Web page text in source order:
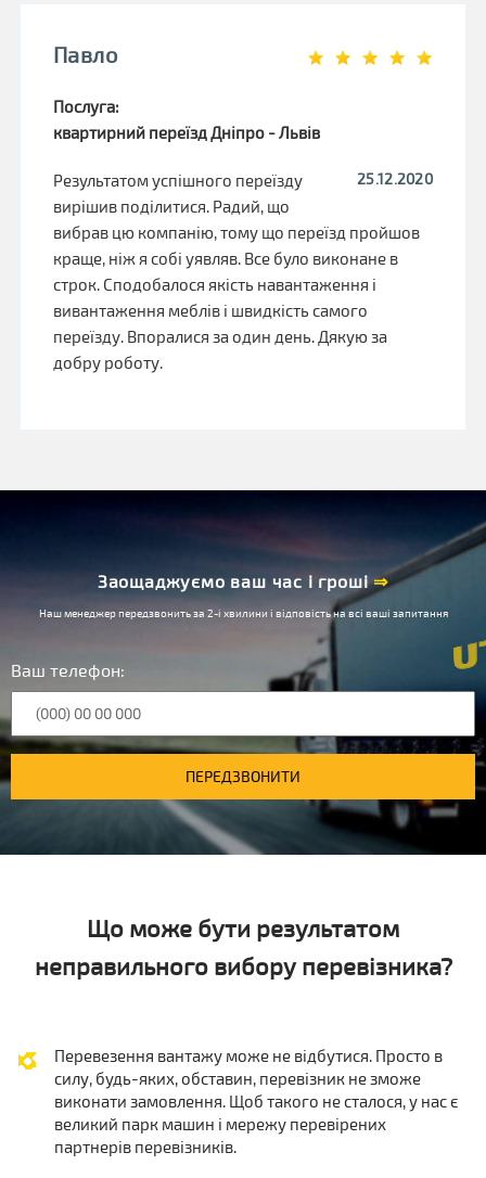
Павло
Послуга:
квартирний переїзд Дніпро - Львів
25.12.2020
Результатом успішного переїзду
вирішив поділитися. Радий, що
вибрав цю компанію, тому що переїзд пройшов
краще, ніж я собі уявляв. Все було виконане в
строк. Сподобалося якість навантаження і
вивантаження меблів і швидкість самого
переїзду. Впоралися за один день. Дякую за
добру роботу.
Заощаджуємо ваш час і гроші⇒
Наш менеджер передзвонить за 2-і хвилини і відповість на всі ваші запитання
Ваш телефон:
ПЕРЕДЗВОНИТИ
Що може бути результатом
неправильного вибору перевізника?
Перевезення вантажу може не відбутися. Просто в
силу, будь-яких, обставин, перевізник не зможе
виконати замовлення. Щоб такого не сталося, у нас є
великий парк машин і мережу перевірених
партнерів перевізників.